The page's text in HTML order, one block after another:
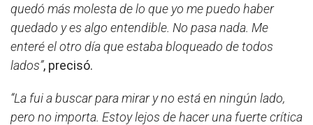
quedó más molesta de lo que yo me puedo haber
quedado y es algo entendible. No pasa nada. Me
enteré el otro día que estaba bloqueado de todos
lados”, precisó.
“La fui a buscar para mirar y no está en ningún lado,
pero no importa. Estoy lejos de hacer una fuerte crítica